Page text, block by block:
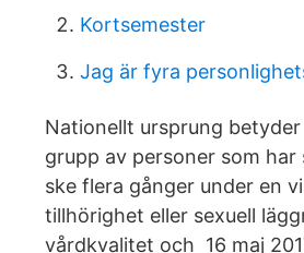
Kortsemester
Jag är fyra
Nationellt ursprung
grupp av personer som
ske flera gånger under en
tillhörighet eller sexuell
vårdkvalitet och 16 maj